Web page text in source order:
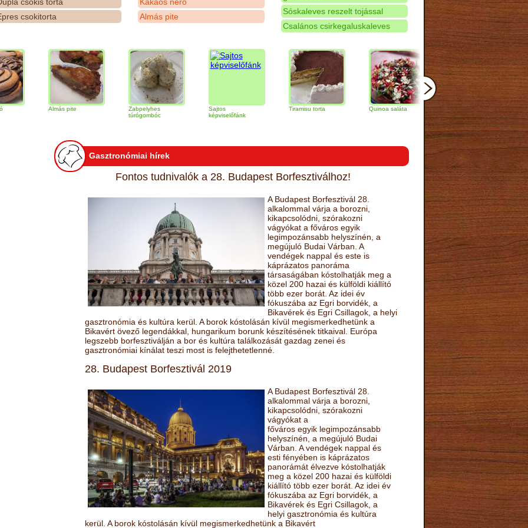
csokitorta
Almás pite
Sóskaleves reszelt tojással
Csalános csirkegaluskaleves
Almás pite
Zabpelyhes
túrógombóc
képviselőfánk
Tiramisu torta Quinoa saláta Mandulás kifli
narancs
Gasztronómiai hírek
Fontos tudnivalók a 28. Budapest Borfesztiválhoz!
A Budapest Borfesztivál 28.
alkalommal várja a borozni,
kikapcsolódni, szórakozni
vágyókat a főváros egyik
legimpozánsabb helyszínén, a
megújuló Budai Várban. A
vendégek nappal és este is
káprázatos panoráma
társaságában kóstolhatják meg a
közel 200 hazai és külföldi kiállító
több ezer borát. Az idei év
fókuszába az Egri borvidék, a
Bikavérek és Egri Csillagok, a helyi
gasztronómia és kultúra kerül. A borok kóstolásán kívül megismerkedhetünk a
Bikavért övező legendákkal, hungarikum borunk készítésének titkaival. Európa
legszebb borfesztiválján a bor és kultúra találkozását gazdag zenei és
gasztronómiai kínálat teszi most is felejthetetlenné.
28. Budapest Borfesztivál 2019
A Budapest Borfesztivál 28.
alkalommal várja a borozni,
kikapcsolódni, szórakozni
vágyókat a
főváros egyik legimpozánsabb
helyszínén, a megújuló Budai
Várban. A vendégek nappal és
esti fényében is káprázatos
panorámát élvezve kóstolhatják
meg a közel 200 hazai és külföldi
kiállító több ezer borát. Az idei év
fókuszába az Egri borvidék, a
Bikavérek és Egri Csillagok, a
helyi gasztronómia és kultúra
kerül. A borok kóstolásán kívül megismerkedhetünk a Bikavért